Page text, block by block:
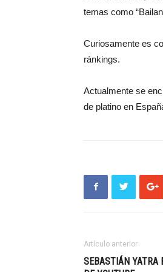
temas como
Curiosamente es
ránkings.
Actualmente se
de platino en
Artículo anterior
SEBASTIÁN YATRA